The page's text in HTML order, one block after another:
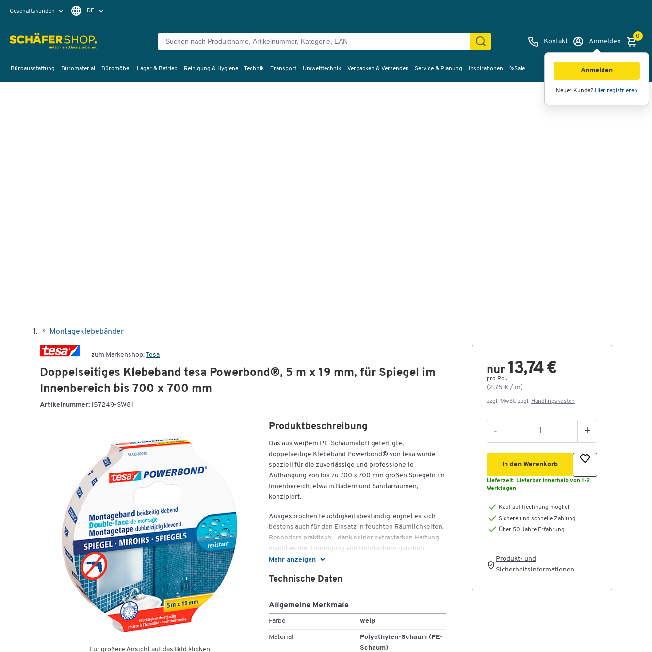
Geschäftskunden DE
Kontakt Anmelden
Anmelden
Neuer Kunde? Hier registrieren
0
Büroausstattung Büromaterial Büromöbel Lager & Betrieb Reinigung & Hygiene Technik Transport Umwelttechnik Verpacken & Versenden Service & Planung Inspirationen %Sale
Montageklebebänder
zum Markenshop:Tesa
Doppelseitiges Klebeband tesa Powerbond®, 5 m x 19 mm, für Spiegel im
Innenbereich bis 700 x 700 mm
Artikelnummer: 157249-SW81
Für größere Ansicht auf das Bild klicken
Mehr anzeigen
Produktbeschreibung
Das aus weißem PE-Schaumstoff gefertigte,
doppelseitige Klebeband Powerbond® von tesa wurde
speziell für die zuverlässige und professionelle
Aufhängung von bis zu 700 x 700 mm großen Spiegeln im
Innenbereich, etwa in Bädern und Sanitärräumen,
konzipiert.
Ausgesprochen feuchtigkeitsbeständig, eignet es sich
bestens auch für den Einsatz in feuchten Räumlichkeiten.
Besonders praktisch – dank seiner extrastarken Haftung
macht es die Anbringung von Bohrlöchern gänzlich
überflüssig. Bei flachen Objekten mit bis zu 4 mm Tiefe
Kunststoffen. Besitzen die flachen und anzubringenden
den meisten glatten und ausreichend festen Oberflächen.
Das doppelseitige Klebeband Powerbond® von tesa
bequem auf die individuell benötigte Größe zuschneiden.
Technische Daten
Allgemeine Merkmale
Farbe weiß
Material
Polyethylen-Schaum (PE-
Schaum)
nur 13,74 €
pro Rol.
(2,75 € / m)
zzgl. MwSt. zzgl. Handlingskosten
- +
In den Warenkorb
Lieferzeit: Lieferbar innerhalb von 1-2
Werktagen
Kauf auf Rechnung möglich
Sichere und schnelle Zahlung
Über 50 Jahre Erfahrung
Produkt- und
Sicherheitsinformationen
Bilder Videos 360°-Ansicht